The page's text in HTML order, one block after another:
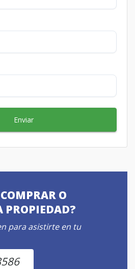
Enviar
O
PROPIEDAD?
para asistirte en tu